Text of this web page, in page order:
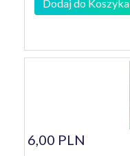
Dodaj do Koszyka
6,00 PLN